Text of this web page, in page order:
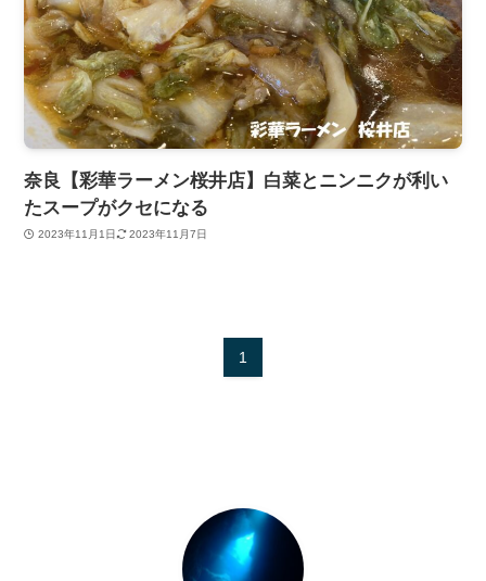
奈良【彩華ラーメン桜井店】白菜とニンニクが利い
たスープがクセになる
2023年11月1日 2023年11月7日
1